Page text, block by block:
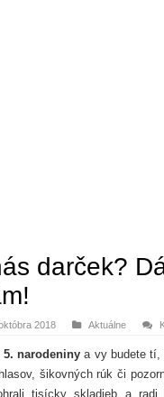
darček?
2018 Aktuálne
5. narodeniny a vy budete tí,
šikovných rúk či
tisícky skladieb a